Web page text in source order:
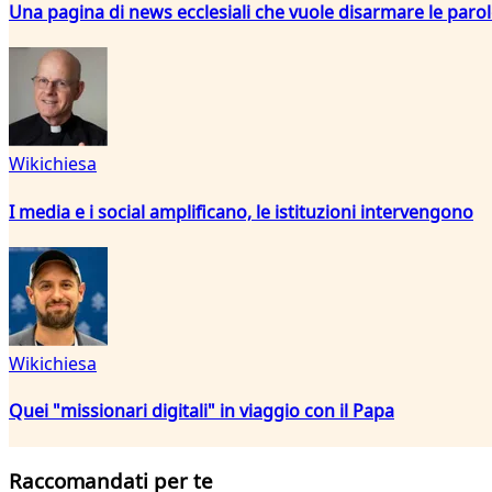
Una pagina di news ecclesiali che vuole disarmare le
Wikichiesa
I media e i social amplificano, le istituzioni intervengono
Wikichiesa
Quei "missionari digitali" in viaggio con il Papa
Raccomandati per te